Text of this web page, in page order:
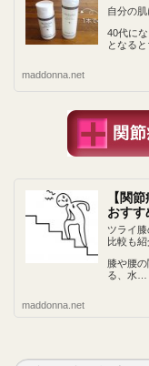
自分の
40代に
となる
maddonna.net
【関
おすす
ツライ
比較も紹
膝や腰
る、水…
maddonna.net